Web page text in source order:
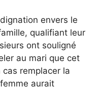
envers le
qualifiant leur
ont souligné
au mari que cet
remplacer la
aurait